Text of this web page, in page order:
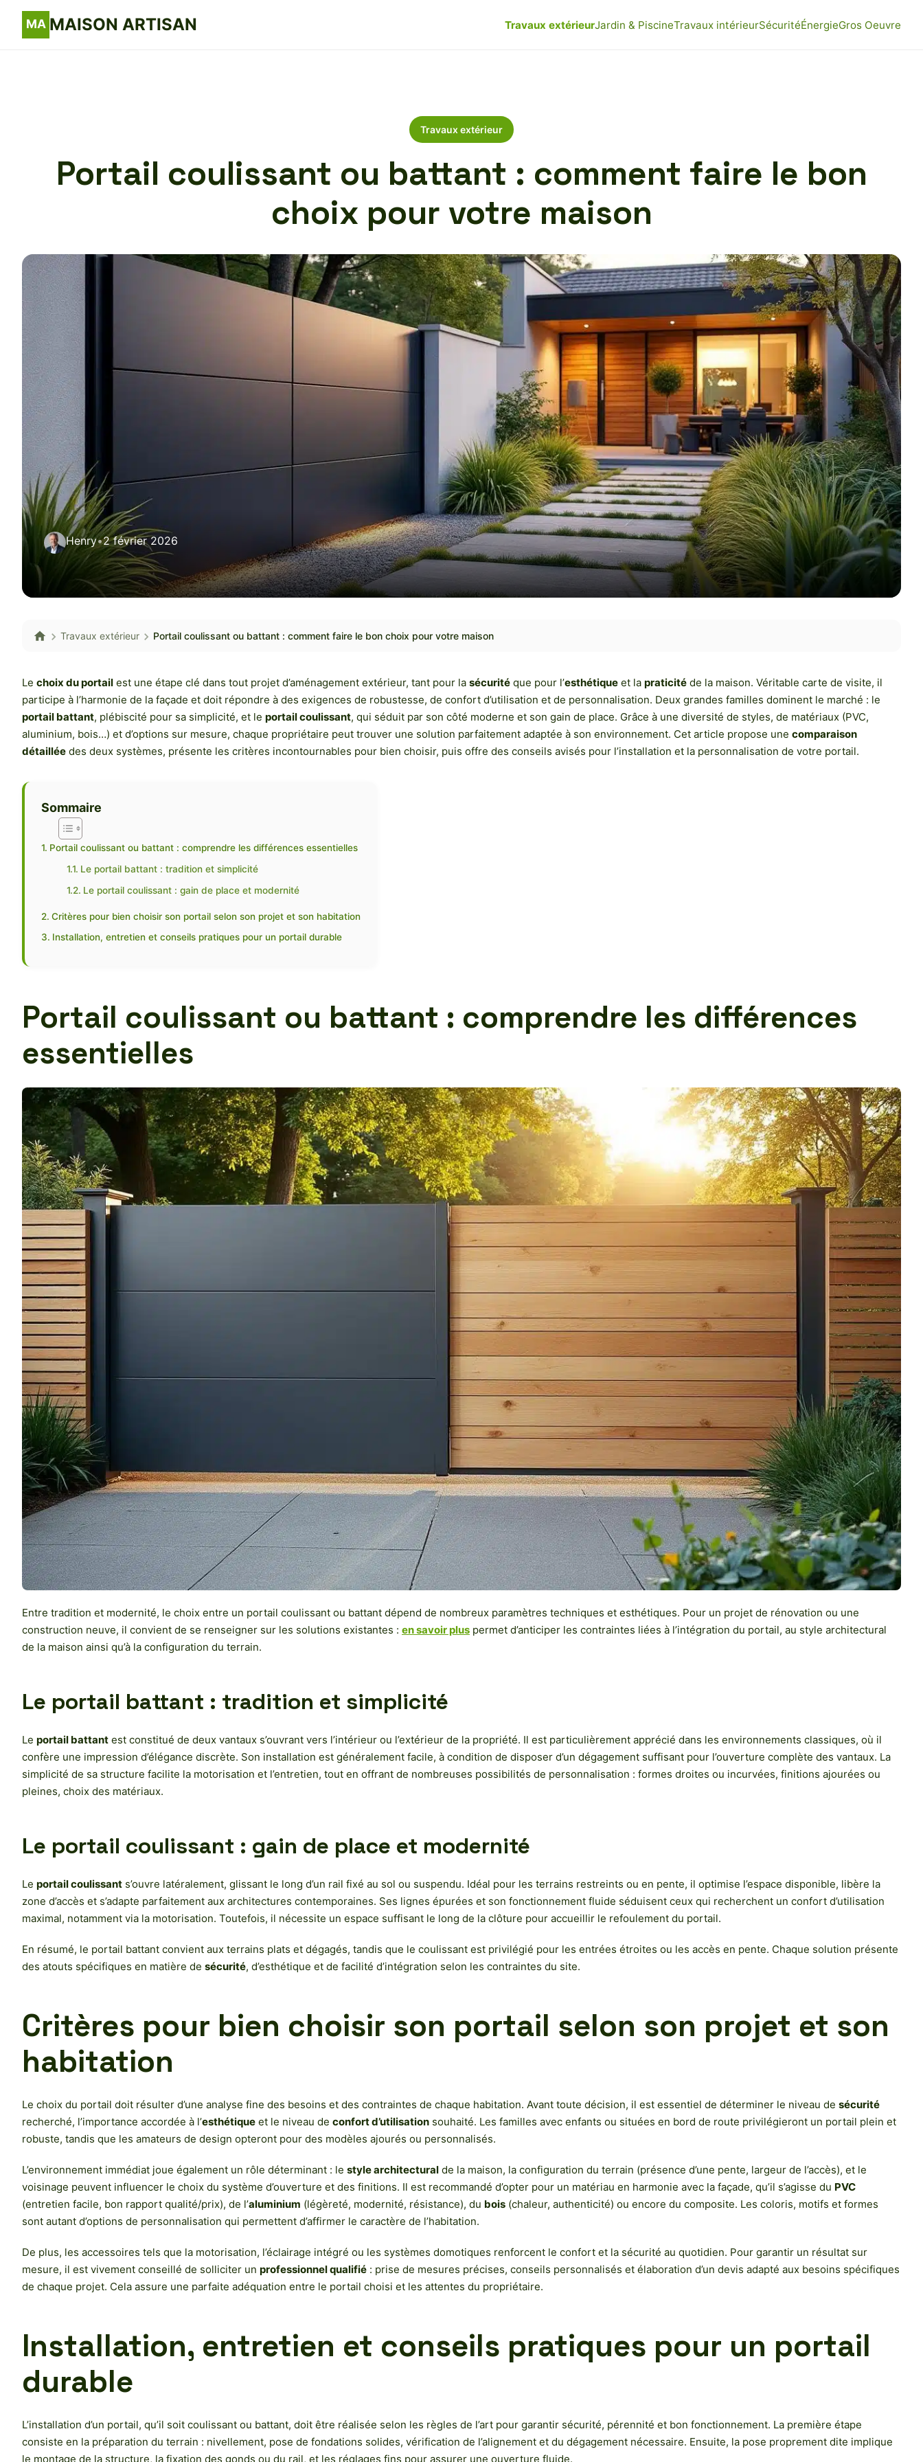
MAISON ARTISAN Travaux extérieurJardin & PiscineTravaux intérieurSécuritéÉnergieGros Oeuvre
Travaux extérieur
Portail coulissant ou battant : comment faire le bon
choix pour votre maison
Henry•2 février 2026
Travaux extérieur Portail coulissant ou battant : comment faire le bon choix pour votre maison
Le choix du portail est une étape clé dans tout projet d’aménagement extérieur, tant pour la sécurité que pour l’esthétique et la praticité de la maison. Véritable carte de visite, il
participe à l’harmonie de la façade et doit répondre à des exigences de robustesse, de confort d’utilisation et de personnalisation. Deux grandes familles dominent le marché : le
portail battant, plébiscité pour sa simplicité, et le portail coulissant, qui séduit par son côté moderne et son gain de place. Grâce à une diversité de styles, de matériaux (PVC,
aluminium, bois…) et d’options sur mesure, chaque propriétaire peut trouver une solution parfaitement adaptée à son environnement. Cet article propose une comparaison
détaillée des deux systèmes, présente les critères incontournables pour bien choisir, puis offre des conseils avisés pour l’installation et la personnalisation de votre portail.
Sommaire
Portail coulissant ou battant : comprendre les différences essentielles
Le portail battant : tradition et simplicité
Le portail coulissant : gain de place et modernité
Critères pour bien choisir son portail selon son projet et son habitation
Installation, entretien et conseils pratiques pour un portail durable
Portail coulissant ou battant : comprendre les différences
essentielles
Entre tradition et modernité, le choix entre un portail coulissant ou battant dépend de nombreux paramètres techniques et esthétiques. Pour un projet de rénovation ou une
construction neuve, il convient de se renseigner sur les solutions existantes : en savoir plus permet d’anticiper les contraintes liées à l’intégration du portail, au style architectural
de la maison ainsi qu’à la configuration du terrain.
Le portail battant : tradition et simplicité
Le portail battant est constitué de deux vantaux s’ouvrant vers l’intérieur ou l’extérieur de la propriété. Il est particulièrement apprécié dans les environnements classiques, où il
confère une impression d’élégance discrète. Son installation est généralement facile, à condition de disposer d’un dégagement suffisant pour l’ouverture complète des vantaux. La
simplicité de sa structure facilite la motorisation et l’entretien, tout en offrant de nombreuses possibilités de personnalisation : formes droites ou incurvées, finitions ajourées ou
pleines, choix des matériaux.
Le portail coulissant : gain de place et modernité
Le portail coulissant s’ouvre latéralement, glissant le long d’un rail fixé au sol ou suspendu. Idéal pour les terrains restreints ou en pente, il optimise l’espace disponible, libère la
zone d’accès et s’adapte parfaitement aux architectures contemporaines. Ses lignes épurées et son fonctionnement fluide séduisent ceux qui recherchent un confort d’utilisation
maximal, notamment via la motorisation. Toutefois, il nécessite un espace suffisant le long de la clôture pour accueillir le refoulement du portail.
En résumé, le portail battant convient aux terrains plats et dégagés, tandis que le coulissant est privilégié pour les entrées étroites ou les accès en pente. Chaque solution présente
des atouts spécifiques en matière de sécurité, d’esthétique et de facilité d’intégration selon les contraintes du site.
Critères pour bien choisir son portail selon son projet et son
habitation
Le choix du portail doit résulter d’une analyse fine des besoins et des contraintes de chaque habitation. Avant toute décision, il est essentiel de déterminer le niveau de sécurité
recherché, l’importance accordée à l’esthétique et le niveau de confort d’utilisation souhaité. Les familles avec enfants ou situées en bord de route privilégieront un portail plein et
robuste, tandis que les amateurs de design opteront pour des modèles ajourés ou personnalisés.
L’environnement immédiat joue également un rôle déterminant : le style architectural de la maison, la configuration du terrain (présence d’une pente, largeur de l’accès), et le
voisinage peuvent influencer le choix du système d’ouverture et des finitions. Il est recommandé d’opter pour un matériau en harmonie avec la façade, qu’il s’agisse du PVC
(entretien facile, bon rapport qualité/prix), de l’aluminium (légèreté, modernité, résistance), du bois (chaleur, authenticité) ou encore du composite. Les coloris, motifs et formes
sont autant d’options de personnalisation qui permettent d’affirmer le caractère de l’habitation.
De plus, les accessoires tels que la motorisation, l’éclairage intégré ou les systèmes domotiques renforcent le confort et la sécurité au quotidien. Pour garantir un résultat sur
mesure, il est vivement conseillé de solliciter un professionnel qualifié : prise de mesures précises, conseils personnalisés et élaboration d’un devis adapté aux besoins spécifiques
de chaque projet. Cela assure une parfaite adéquation entre le portail choisi et les attentes du propriétaire.
Installation, entretien et conseils pratiques pour un portail
durable
L’installation d’un portail, qu’il soit coulissant ou battant, doit être réalisée selon les règles de l’art pour garantir sécurité, pérennité et bon fonctionnement. La première étape
consiste en la préparation du terrain : nivellement, pose de fondations solides, vérification de l’alignement et du dégagement nécessaire. Ensuite, la pose proprement dite implique
le montage de la structure, la fixation des gonds ou du rail, et les réglages fins pour assurer une ouverture fluide.